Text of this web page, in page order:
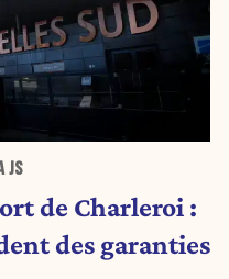
JS
de Charleroi :
des garanties